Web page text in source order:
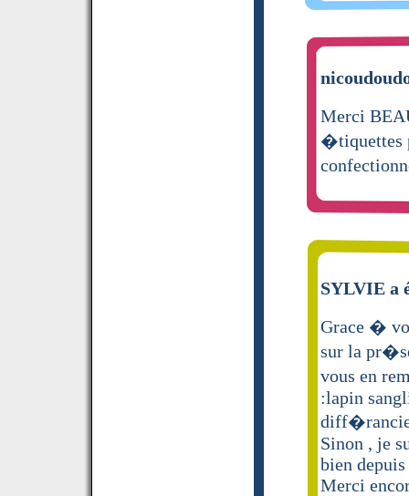
Merci
�tiquettes
SYLVIE a
Grace �
sur la
vous en
:lapin
Sinon , je
bien
Merci